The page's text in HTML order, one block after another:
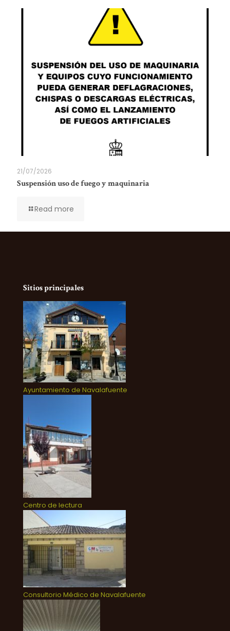
21/07/2026
Suspensión uso de fuego y maquinaria
Read more
Sitios principales
Ayuntamiento de Navalafuente
Centro de lectura
Consultorio Médico de Navalafuente